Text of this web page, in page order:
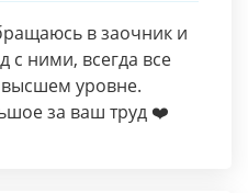
в заочник и
с ними, всегда все
высшем уровне.
за ваш труд ❤️